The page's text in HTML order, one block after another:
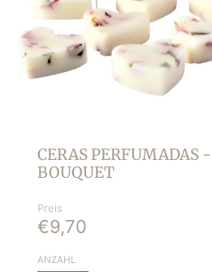
CERAS PERFUMADAS
BOUQUET
Preis
€9,70
ANZAHL